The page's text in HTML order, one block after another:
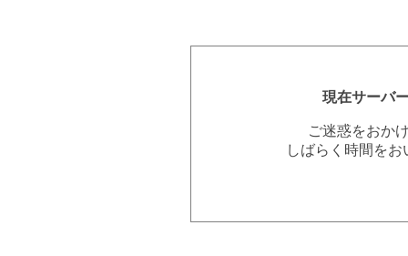
現在サーバ
ご迷惑をおか
しばらく時間を